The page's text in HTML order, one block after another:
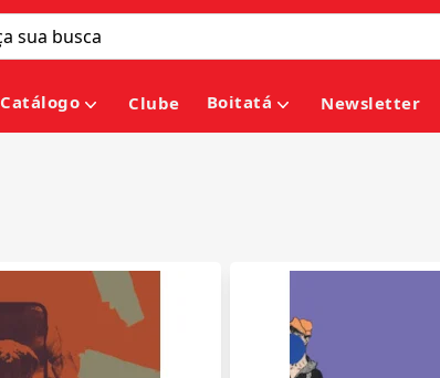
Catálogo Clube Boitatá Newsletter